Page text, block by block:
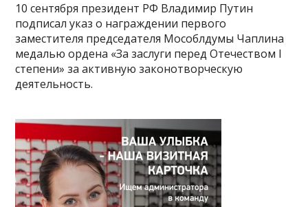
10 сентября президент РФ Владимир Путин
подписал указ о награждении первого
заместителя председателя Мособлдумы Чаплина
медалью ордена «За заслуги перед Отечеством I
степени» за активную законотворческую
деятельность.